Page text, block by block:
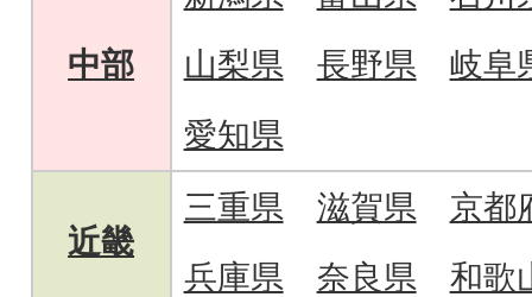
中部
山梨県
長野県
岐阜
愛知県
近畿
三重県 滋賀県
京都
兵庫県
奈良県 和歌